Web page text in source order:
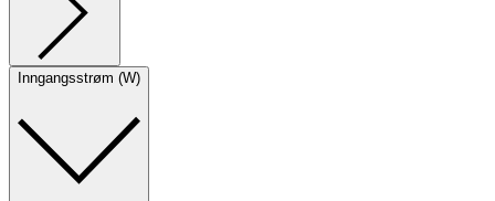
Inngangsstrøm (W)